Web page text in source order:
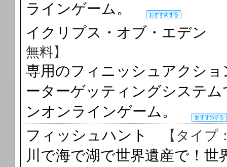
ラインゲーム。
イクリプス・オブ・エデン
無料】
専用のフィニッシュアクシ
ーターゲッティングシステ
ンオンラインゲーム。
フィッシュハント
【タイ
川で海で湖で世界遺産で！